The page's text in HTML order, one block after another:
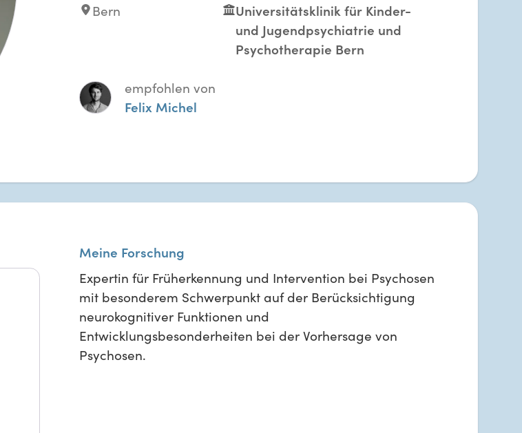
Bern
Universitätsklinik für Kinder-
und Jugendpsychiatrie und
Psychotherapie Bern
empfohlen von
Felix Michel
Meine Forschung
Expertin für Früherkennung und Intervention bei Psychosen
mit besonderem Schwerpunkt auf der Berücksichtigung
neurokognitiver Funktionen und
Entwicklungsbesonderheiten bei der Vorhersage von
Psychosen.